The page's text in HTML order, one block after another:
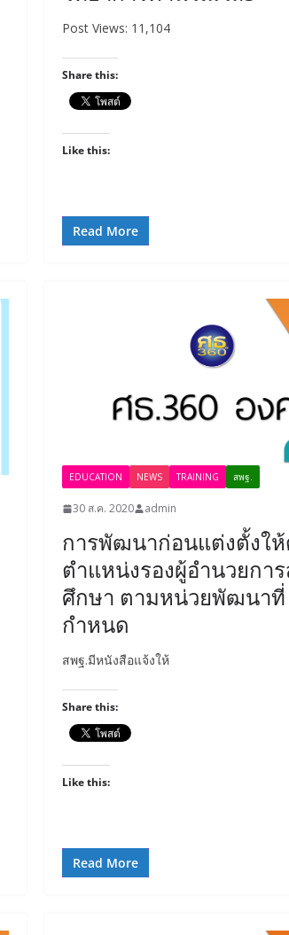
Post Views: 11,104
Share this:
Like this:
Read More
EDUCATION NEWS TRAINING สพฐ.
30 ส.ค. 2020 admin
การพัฒนาก่อนแต่งตั้งให้
ตำแหน่งรองผู้อำนวยกา
ศึกษา ตามหน่วยพัฒนาที่
กำหนด
สพฐ.มีหนังสือแจ้งให้
Share this:
Like this:
Read More